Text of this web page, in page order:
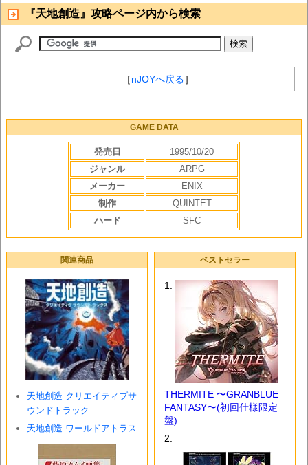
『天地創造』攻略ページ内から検索
［nJOYへ戻る］
GAME DATA
発売日
1995/10/20
ジャンル
ARPG
メーカー
ENIX
制作
QUINTET
ハード
SFC
関連商品
天地創造 クリエイティブサ
ウンドトラック
天地創造 ワールドアトラス
ベストセラー